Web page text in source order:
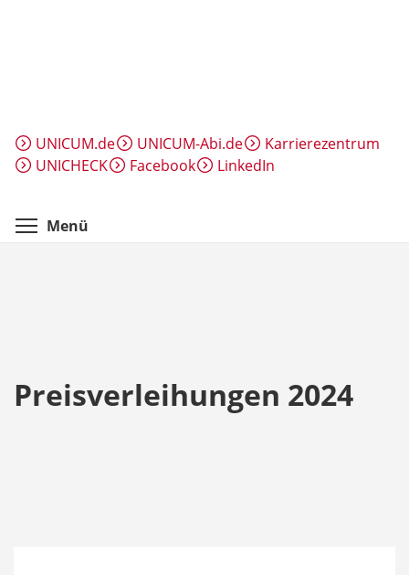
UNICUM.de UNICUM-Abi.de
Karrierezentrum
UNICHECK
Facebook LinkedIn
Menü
Preisverleihungen 2024